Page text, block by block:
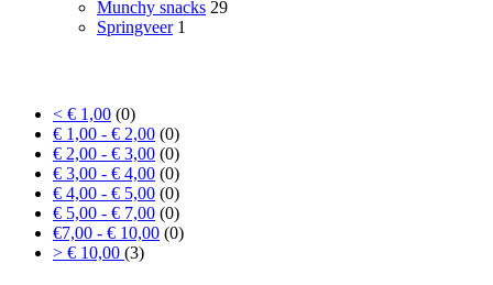
Munchy snacks 29
Springveer 1
< € 1,00 (0)
€ 1,00 - € 2,00 (0)
€ 2,00 - € 3,00 (0)
€ 3,00 - € 4,00 (0)
€ 4,00 - € 5,00 (0)
€ 5,00 - € 7,00 (0)
€7,00 - € 10,00 (0)
> € 10,00 (3)